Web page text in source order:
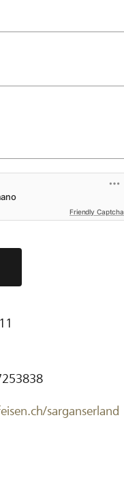
Friendly Captcha
sarganserland